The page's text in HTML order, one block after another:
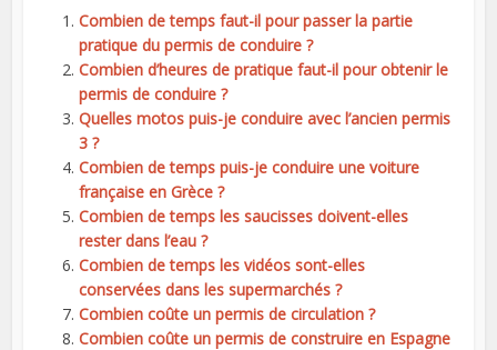
Combien de temps faut-il pour passer la partie
pratique du permis de conduire ?
Combien d’heures de pratique faut-il pour obtenir le
permis de conduire ?
Quelles motos puis-je conduire avec l’ancien permis
3 ?
Combien de temps puis-je conduire une voiture
française en Grèce ?
Combien de temps les saucisses doivent-elles
rester dans l’eau ?
Combien de temps les vidéos sont-elles
conservées dans les supermarchés ?
Combien coûte un permis de circulation ?
Combien coûte un permis de construire en Espagne